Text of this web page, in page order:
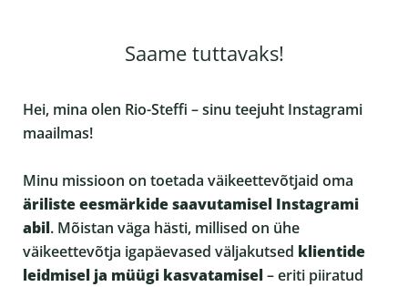
Saame tuttavaks!
Hei, mina olen Rio-Steffi – sinu teejuht Instagrami
maailmas!
Minu missioon on toetada väikeettevõtjaid oma
äriliste eesmärkide saavutamisel Instagrami
abil. Mõistan väga hästi, millised on ühe
väikeettevõtja igapäevased väljakutsed klientide
leidmisel ja müügi kasvatamisel– eriti piiratud